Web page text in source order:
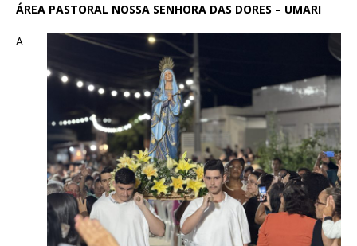
ÁREA PASTORAL NOSSA SENHORA DAS DORES – UMARI
A